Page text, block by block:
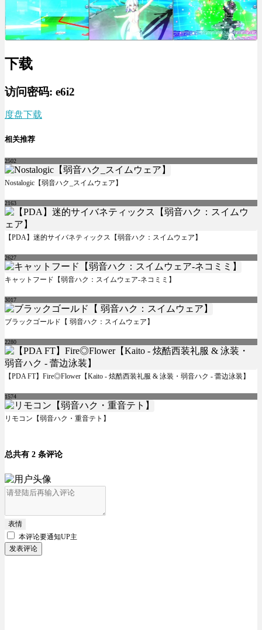
下载
访问密码: e6i2
度盘下载
相关推荐
2502
Nostalogic【弱音ハク_スイムウェア】
2163
【PDA】迷的サイバネティックス【弱音ハク：スイムウェア】
2627
キャットフード【弱音ハク：スイムウェア-ネコミミ】
3017
ブラックゴールド【 弱音ハク：スイムウェア】
2280
【PDA FT】Fire◎Flower【Kaito - 炫酷西装礼服 & 泳装・弱音ハク - 蕾边泳装】
1574
リモコン【弱音ハク・重音テト】
总共有 2 条评论
表情
本评论要通知UP主
发表评论